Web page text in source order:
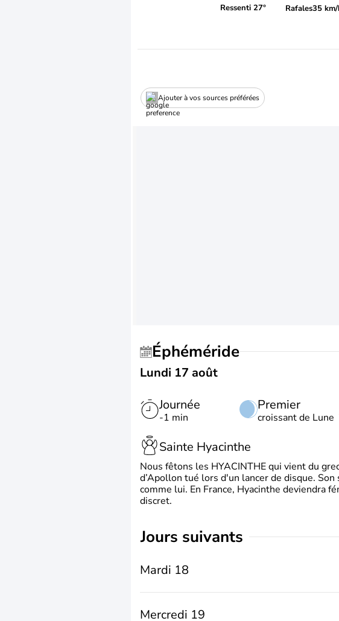
Ressenti 27° Rafales35
Ajouter à vos sources préférées
Éphéméride
Lundi 17 août
Journée
-1 min
Premier
croissant de Lune
Sainte Hyacinthe
Nous fêtons les HYACINTHE qui vient du
d’Apollon tué lors d'un lancer de disque.
comme lui. En France, Hyacinthe deviendra
discret.
jours suivants
Mardi 18
Mercredi 19